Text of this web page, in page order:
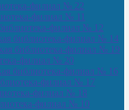
филиал № 22
филиал № 11
филиал № 12
библиотека-филиал № 14
библиотека-филиал № 19
филиал № 20
библиотека-филиал № 16
филиал № 17
филиал № 18
филиал № 10